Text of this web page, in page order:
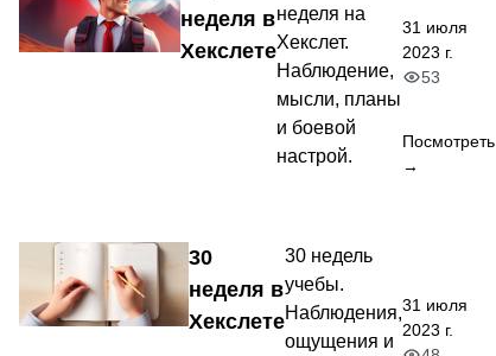
неделя в
Хекслете
неделя на
Хекслет.
Наблюдение,
мысли, планы
и боевой
настрой.
31 июля
2023 г.
53
Посмотреть
→
30
неделя в
Хекслете
30 недель
учебы.
Наблюдения,
ощущения и
31 июля
2023 г.